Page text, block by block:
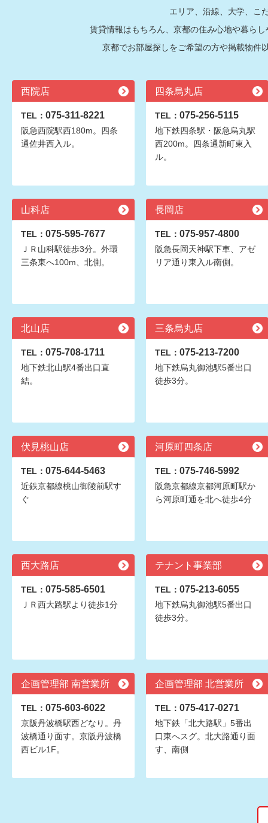
エリア、沿線、大学、こ
賃貸情報はもちろん、京都の住み心地や暮ら
京都でお部屋探しをご希望の方や掲載物件
西院店
TEL： 075-311-8221
阪急西院駅西180m。四条
通佐井西入ル。
四条烏丸店
TEL： 075-256-5115
地下鉄四条駅・阪急烏丸駅
西200m。四条通新町東入
ル。
山科店
TEL： 075-595-7677
ＪＲ山科駅徒歩3分。外環
三条東へ100m、北側。
長岡店
TEL： 075-957-4800
阪急長岡天神駅下車、アゼ
リア通り東入ル南側。
北山店
TEL： 075-708-1711
地下鉄北山駅4番出口直
結。
三条烏丸店
TEL： 075-213-7200
地下鉄烏丸御池駅5番出口
徒歩3分。
伏見桃山店
TEL： 075-644-5463
近鉄京都線桃山御陵前駅す
ぐ
河原町四条店
TEL： 075-746-5992
阪急京都線京都河原町駅か
ら河原町通を北へ徒歩4分
西大路店
TEL： 075-585-6501
ＪＲ西大路駅より徒歩1分
テナント事業部
TEL： 075-213-6055
地下鉄烏丸御池駅5番出口
徒歩3分。
企画管理部 南営業所
TEL： 075-603-6022
京阪丹波橋駅西どなり。丹
波橋通り面す。京阪丹波橋
西ビル1F。
企画管理部 北営業所
TEL： 075-417-0271
地下鉄「北大路駅」5番出
口東へスグ。北大路通り面
す、南側